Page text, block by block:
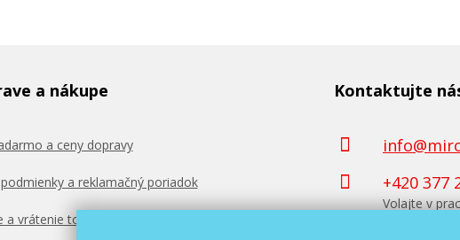
a nákupe
a ceny dopravy
a reklamačný poriadok
a vrátenie tovaru
Kontaktujte
+420 377
Volajte v